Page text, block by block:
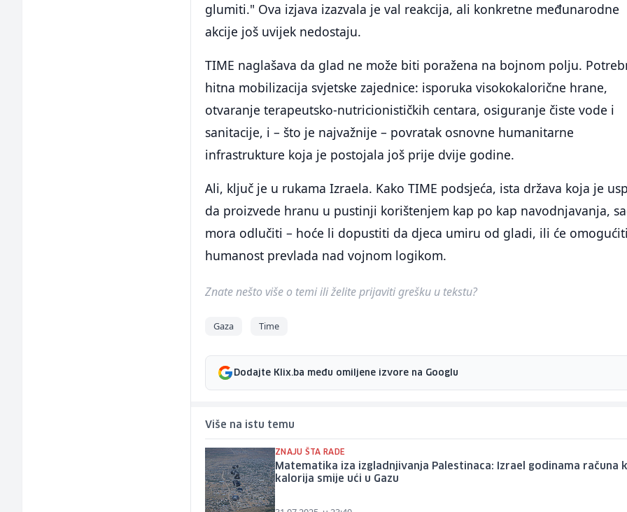
glumiti." Ova izjava izazvala je val reakcija, ali konkretne međunarodne
akcije još uvijek nedostaju.
TIME naglašava da glad ne može biti poražena na bojnom polju.
hitna mobilizacija svjetske zajednice: isporuka visokokalorične hrane,
otvaranje terapeutsko-nutricionističkih centara, osiguranje čiste vode i
sanitacije, i – što je najvažnije – povratak osnovne humanitarne
infrastrukture koja je postojala još prije dvije godine.
Ali, ključ je u rukama Izraela. Kako TIME podsjeća, ista država koja je
da proizvede hranu u pustinji korištenjem kap po kap navodnjavanja,
mora odlučiti – hoće li dopustiti da djeca umiru od gladi, ili će
humanost prevlada nad vojnom logikom.
Znate nešto više o temi ili želite prijaviti grešku u tekstu?
Gaza Time
Dodajte Klix.ba među omiljene izvore na Googlu
Više na istu temu
ZNAJU ŠTA RADE
Matematika iza izgladnjivanja Palestinaca: Izrael godinama računa
kalorija smije ući u Gazu